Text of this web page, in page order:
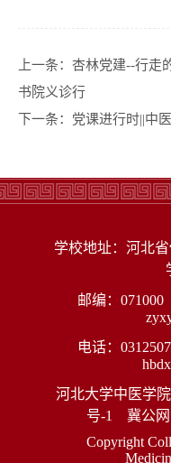
上一条： 杏林党建--行走
书院义诊行
下一条： 党课进行时||中
学校地址：河北
邮编：
电话：
河北大学中医学
号-1
冀公网
Copyright